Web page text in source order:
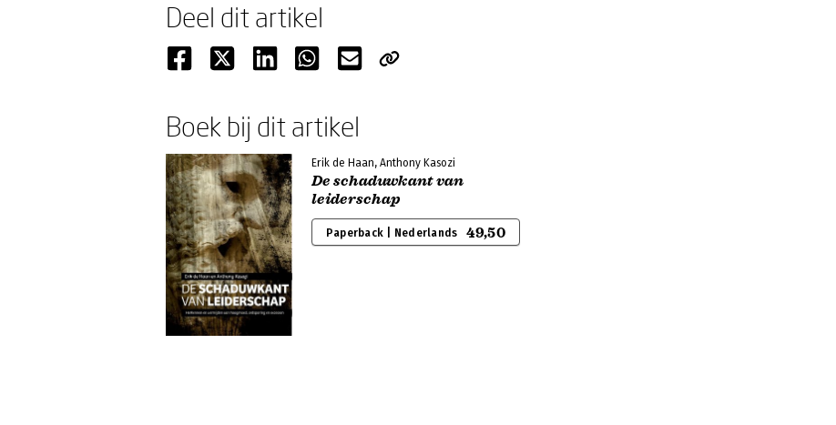
Deel dit artikel
Boek bij dit artikel
Erik de Haan, Anthony Kasozi
De schaduwkant van
leiderschap
Paperback | Nederlands 49,50